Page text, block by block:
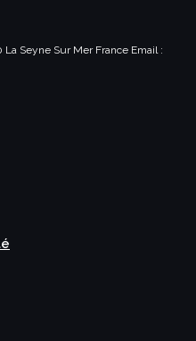
La Seyne Sur MerFrance Email :